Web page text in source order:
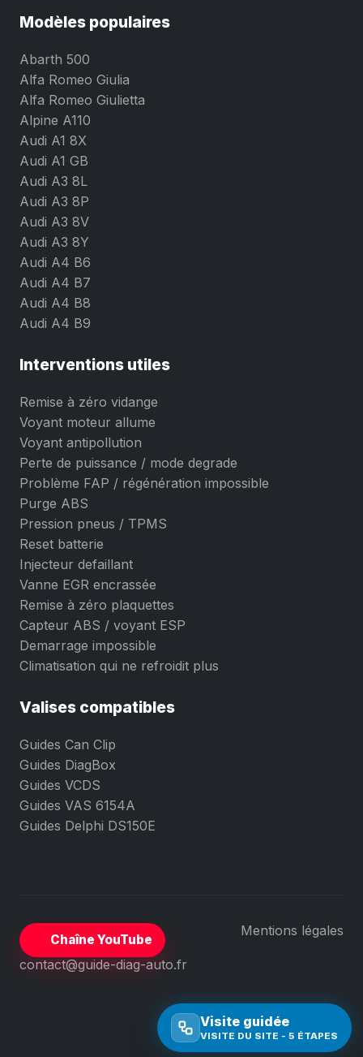
Modèles populaires
Abarth 500
Alfa Romeo Giulia
Alfa Romeo Giulietta
Alpine A110
Audi A1 8X
Audi A1 GB
Audi A3 8L
Audi A3 8P
Audi A3 8V
Audi A3 8Y
Audi A4 B6
Audi A4 B7
Audi A4 B8
Audi A4 B9
Interventions utiles
Remise à zéro vidange
Voyant moteur allume
Voyant antipollution
Perte de puissance / mode degrade
Problème FAP / régénération impossible
Purge ABS
Pression pneus / TPMS
Reset batterie
Injecteur defaillant
Vanne EGR encrassée
Remise à zéro plaquettes
Capteur ABS / voyant ESP
Demarrage impossible
Climatisation qui ne refroidit plus
Valises compatibles
Guides Can Clip
Guides DiagBox
Guides VCDS
Guides VAS 6154A
Guides Delphi DS150E
Chaîne YouTube
Mentions légales
contact@guide-diag-auto.fr
Visite guidée
VISITE DU SITE - 5 ÉTAPES